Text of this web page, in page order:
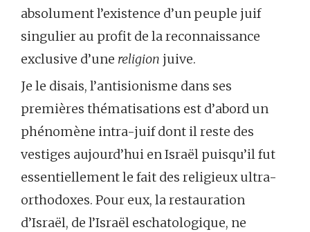
absolument l’existence d’un peuple juif
singulier au profit de la reconnaissance
exclusive d’une religion juive.
Je le disais, l’antisionisme dans ses
premières thématisations est d’abord un
phénomène intra-juif dont il reste des
vestiges aujourd’hui en Israël puisqu’il fut
essentiellement le fait des religieux ultra-
orthodoxes. Pour eux, la restauration
d’Israël, de l’Israël eschatologique, ne